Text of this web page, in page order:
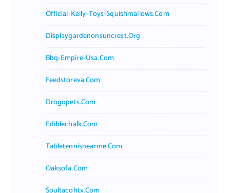
Official-Kelly-Toys-Squishmallows.com
Displaygardenonsuncrest.org
Bbq-Empire-Usa.com
Feedstoreva.com
Drogopets.com
Ediblechalk.com
Tabletennisnearme.com
Oaksofa.com
Soultacohtx.com